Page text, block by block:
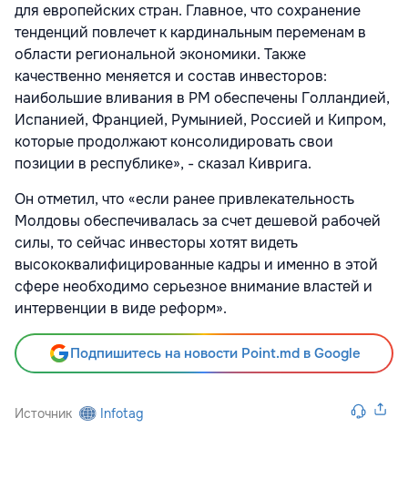
для европейских стран. Главное, что сохранение
тенденций повлечет к кардинальным переменам в
области региональной экономики. Также
качественно меняется и состав инвесторов:
наибольшие вливания в РМ обеспечены Голландией,
Испанией, Францией, Румынией, Россией и Кипром,
которые продолжают консолидировать свои
позиции в республике», - сказал Киврига.
Он отметил, что «если ранее привлекательность
Молдовы обеспечивалась за счет дешевой рабочей
силы, то сейчас инвесторы хотят видеть
высококвалифицированные кадры и именно в этой
сфере необходимо серьезное внимание властей и
интервенции в виде реформ».
Подпишитесь на новости Point.md в Google
Источник Infotag